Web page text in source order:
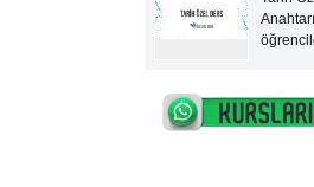
kimya
eğitim